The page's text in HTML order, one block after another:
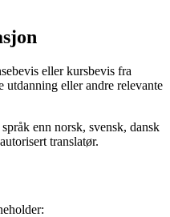
eller kursbevis fra
utdanning eller andre relevante
enn norsk, svensk, dansk
translatør.